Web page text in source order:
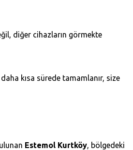
diğer cihazların görmekte
kısa sürede tamamlanır, size
Estemol Kurtköy, bölgedeki